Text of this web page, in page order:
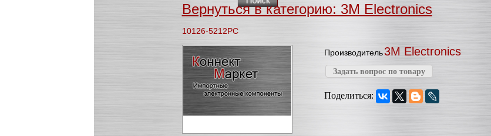
Вернуться в категорию: 3M Electronics
10126-5212PC
Производитель3M Electronics
Задать вопрос по товару
Поделиться: